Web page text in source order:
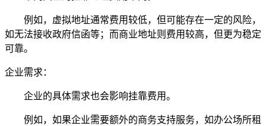
例如，虚拟地址通常费用较低，但可能存在一定的风险，
如无法接收政府信函等；而商业地址则费用较高，但更为稳定
可靠。
企业需求：
企业的具体需求也会影响挂靠费用。
例如，如果企业需要额外的商务支持服务，如办公场所租